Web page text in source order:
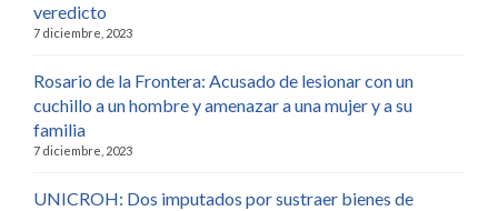
veredicto
7 diciembre, 2023
Rosario de la Frontera: Acusado de lesionar con un
cuchillo a un hombre y amenazar a una mujer y a su
familia
7 diciembre, 2023
UNICROH: Dos imputados por sustraer bienes de